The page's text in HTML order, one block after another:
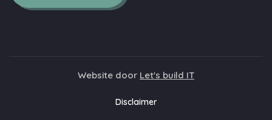
Website door Let's build IT
Disclaimer